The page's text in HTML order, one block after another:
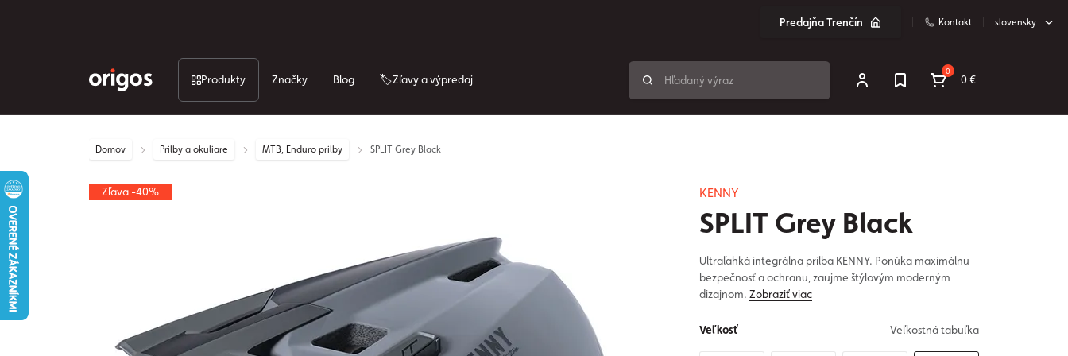
Predajňa Trenčín Kontakt slovensky
Produkty Značky Blog 🏷️Zľavy a výpredaj
0
0 €
Domov Prilby a okuliare MTB, Enduro prilby SPLIT Grey Black
KENNY
SPLIT Grey Black
Ultraľahká integrálna prilba KENNY. Ponúka maximálnu
bezpečnosť a ochranu, zaujme štýlovým moderným
dizajnom. Zobraziť viac
Zľava -40%
Veľkosť Veľkostná tabuľka